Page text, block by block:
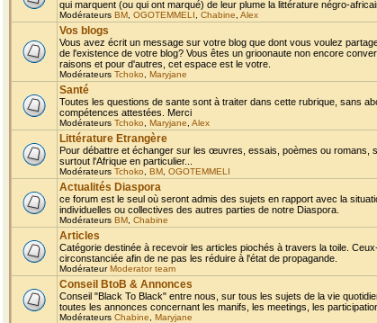
qui marquent (ou qui ont marqué) de leur plume la littérature négro-
Modérateurs BM OGOTEMMELI Chabine Alex
Vos blogs
Vous avez écrit un message sur votre blog que dont vous voulez
de l'existence de votre blog? Vous êtes un grioonaute non encore
raisons et pour d'autres, cet espace est le votre.
Modérateurs Tchoko Maryjane
Santé
Toutes les questions de sante sont à traiter dans cette rubrique, sans
compétences attestées. Merci
Modérateurs Tchoko Maryjane Alex
Littérature Etrangère
Pour débattre et échanger sur les œuvres, essais, poèmes ou romans,
surtout l'Afrique en particulier...
Modérateurs Tchoko BM OGOTEMMELI
Actualités Diaspora
ce forum est le seul où seront admis des sujets en rapport avec la
individuelles ou collectives des autres parties de notre Diaspora.
Modérateurs BM Chabine
Articles
Catégorie destinée à recevoir les articles piochés à travers la toile.
circonstanciée afin de ne pas les réduire à l'état de propagande.
ModérateurModerator team
Conseil BtoB & Annonces
Conseil "Black To Black" entre nous, sur tous les sujets de la vie
toutes les annonces concernant les manifs, les meetings, les
Modérateurs Chabine Maryjane